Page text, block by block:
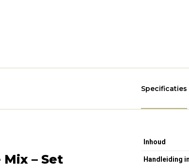
Specificaties
– Set
Inhoud
Handleiding